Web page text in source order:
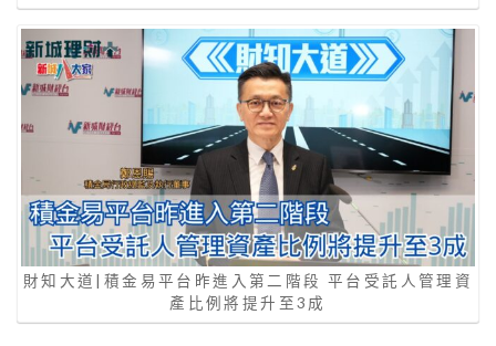
財知大道|積金易平台昨進入第二階段 平台受託人管理資
產比例將提升至3成